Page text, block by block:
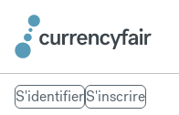
S'identifierS'inscrire